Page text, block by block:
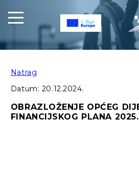
Natrag
Datum: 20.12.2024.
OBRAZLOŽENJE OPĆEG
FINANCIJSKOG PLANA